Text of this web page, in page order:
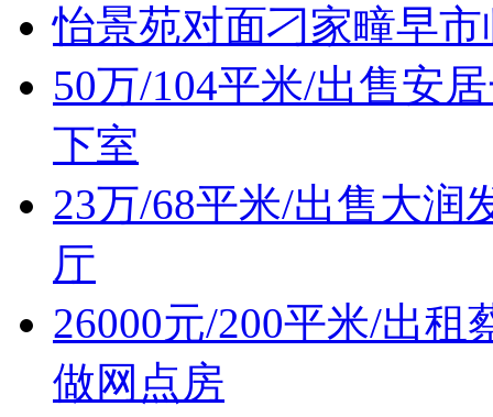
怡景苑对面刁家疃早
50万/104平米/出售安
下室
23万/68平米/出售大润
厅
26000元/200平米/出
做网点房